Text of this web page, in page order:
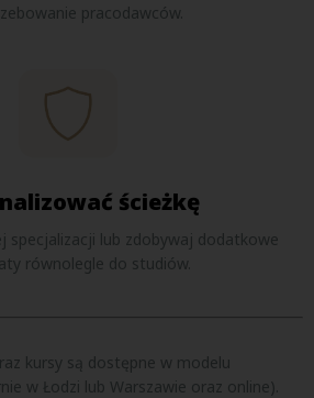
pracodawców.
ścieżkę
specjalizacji lub zdobywaj dodatkowe
równolegle do studiów.
kursy są dostępne w modelu
w Łodzi lub Warszawie oraz online).